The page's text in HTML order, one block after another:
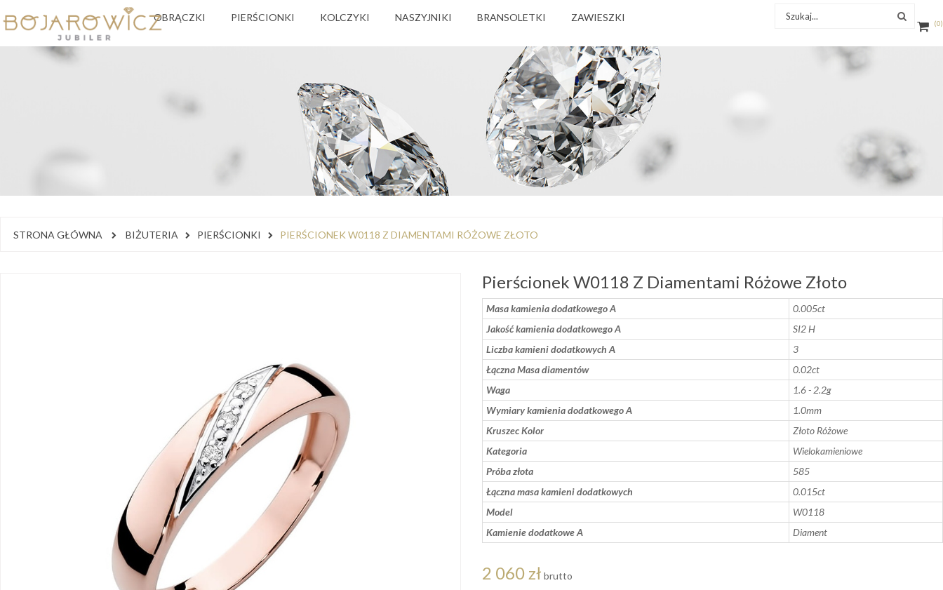
0
OBRĄCZKI PIERŚCIONKI KOLCZYKI NASZYJNIKI BRANSOLETKI ZAWIESZKI
STRONA GŁÓWNA BIŻUTERIA PIERŚCIONKI PIERŚCIONEK W0118 Z DIAMENTAMI RÓŻOWE ZŁOTO
Pierścionek W0118 Z Diamentami Różowe Złoto
Masa kamienia dodatkowego A
0.005ct
Jakość kamienia dodatkowego A
SI2 H
Liczba kamieni dodatkowych A
3
Łączna Masa diamentów
0.02ct
Waga
1.6 - 2.2g
Wymiary kamienia dodatkowego A
1.0mm
Kruszec Kolor
Złoto Różowe
Kategoria
Wielokamieniowe
Próba złota
585
Łączna masa kamieni dodatkowych
0.015ct
Model
W0118
Kamienie dodatkowe A
Diament
2 060 zł brutto